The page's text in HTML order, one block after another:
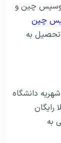
چین و
چین
تحصیل به
دانشگاه
به